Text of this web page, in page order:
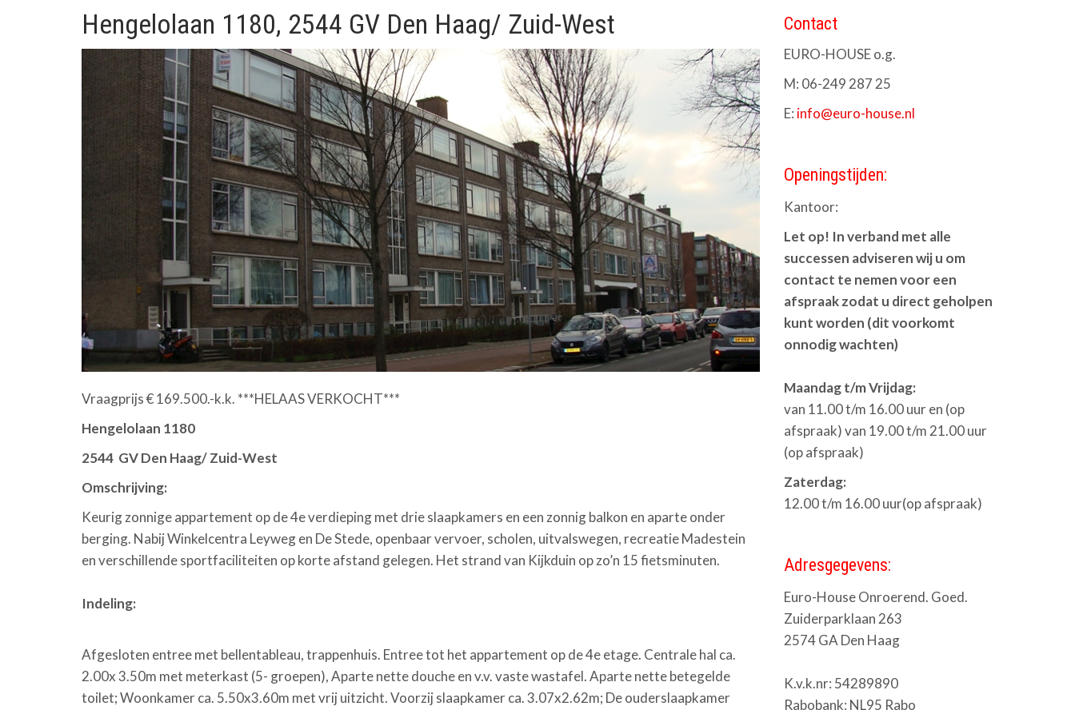
Hengelolaan 1180, 2544 GV Den Haag/ Zuid-West
Vraagprijs € 169.500.-k.k. ***HELAAS VERKOCHT***
Hengelolaan 1180
2544 GV Den Haag/ Zuid-West
Omschrijving:
Keurig zonnige appartement op de 4everdieping met drie slaapkamers en een zonnig balkon en aparte onder
berging. Nabij Winkelcentra Leyweg en De Stede, openbaar vervoer, scholen, uitvalswegen, recreatie Madestein
en verschillende sportfaciliteiten op korte afstand gelegen. Het strand van Kijkduin op zo’n 15 fietsminuten.
Indeling:
Afgesloten entree met bellentableau, trappenhuis. Entree tot het appartement op de 4e etage. Centrale hal ca.
2.00x 3.50m met meterkast (5- groepen), Aparte nette douche en v.v. vaste wastafel. Aparte nette betegelde
toilet; Woonkamer ca. 5.50x3.60m met vrij uitzicht. Voorzij slaapkamer ca. 3.07x2.62m; De ouderslaapkamer
Contact
EURO-HOUSE o.g.
M: 06-249 287 25
E: info@euro-house.nl
Openingstijden:
Kantoor:
Let op! In verband met alle
successen adviseren wij u om
contact te nemen voor een
afspraak zodat u direct geholpen
kunt worden (dit voorkomt
onnodig wachten)
Maandag t/m Vrijdag:
van 11.00 t/m 16.00 uur en (op
afspraak) van 19.00 t/m 21.00 uur
(op afspraak)
Zaterdag:
12.00 t/m 16.00 uur(op afspraak)
Adresgegevens:
Euro-House Onroerend. Goed.
Zuiderparklaan 263
2574 GA Den Haag
K.v.k.nr: 54289890
Rabobank: NL95 Rabo